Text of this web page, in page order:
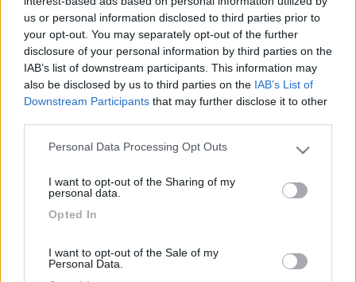
us or personal information disclosed to third parties prior to
your opt-out. You may separately opt-out of the further
disclosure of your personal information by third parties on the
IAB’s list of downstream participants. This information may
also be disclosed by us to third parties on the IAB’s List of
Downstream Participants that may further disclose it to other
Please note that this website/app uses one or more Google
not limited to your visit or usage behaviour. You may click to
use your data for below specified purposes in below Google
Personal Data Processing Opt Outs
I want to opt-out of the Sharing of my
personal data.
Opted In
I want to opt-out of the Sale of my
Personal Data.
richiede". Se hai bisogno informazioni sui prodotti CBE io
rivendo anche i loro prodotti ( chiedo scusa se a qualcuno da
fastidio il fatto che stia facendo una sorta di pubblicità ) Ciao
[:I]
pegaso 63
-
Inserito il07/06/2006 alle:21:24:49
X tdtmed visto che rivendi prodotti cbe volevo chiederti io sul
2 anche il parallelatore è cbe mà il pannello io non ho mai
trovato traccia di che cosa sia poichè non c'è nessuna scritta
nè riferimento hai watt premetto che il mezzo l'ho preso usato,
sito le misure di un 50 watt sono diverse potresti illuminarmi in